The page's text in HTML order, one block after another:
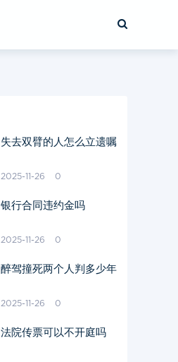
失去双臂的人怎么立遗嘱
2025-11-26 0
银行合同违约金吗
2025-11-26 0
醉驾撞死两个人判多少年
2025-11-26 0
法院传票可以不开庭吗